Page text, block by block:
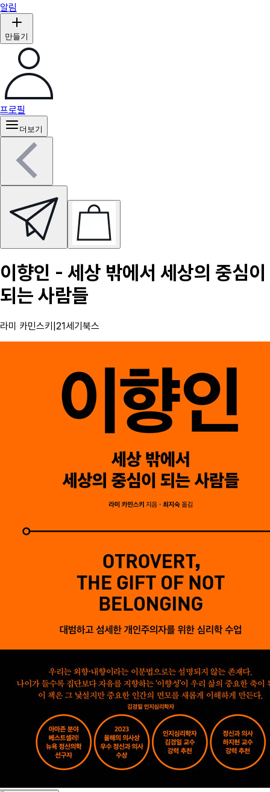
알림
만들기
프로필
더보기
이향인 - 세상 밖에서 세상의 중심이
되는 사람들
라미 카민스키 21세기북스